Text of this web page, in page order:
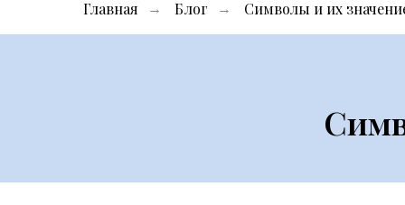
Главная → Блог → Символы и их